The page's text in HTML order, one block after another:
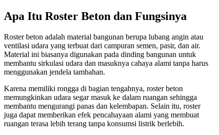
Apa Itu Roster Beton dan Fungsinya
Roster beton adalah material bangunan berupa lubang angin atau
ventilasi udara yang terbuat dari campuran semen, pasir, dan air.
Material ini biasanya digunakan pada dinding bangunan untuk
membantu sirkulasi udara dan masuknya cahaya alami tanpa harus
menggunakan jendela tambahan.
Karena memiliki rongga di bagian tengahnya, roster beton
memungkinkan udara segar masuk ke dalam ruangan sehingga
membantu mengurangi panas dan kelembapan. Selain itu, roster
juga dapat memberikan efek pencahayaan alami yang membuat
ruangan terasa lebih terang tanpa konsumsi listrik berlebih.